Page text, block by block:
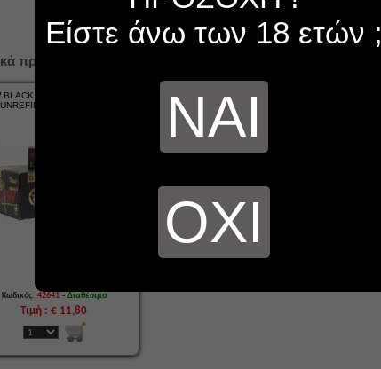
προϊόντα...
BLACK ROLL CLASSIC KING
3 μέτρα (ΚΟΥΤΙ 12
Κωδικός: 42641-Διαθέσιμο
Τιμή : € 11,80
Είστε άνω των 18 ετών ;
ΝΑΙ
ΟΧΙ